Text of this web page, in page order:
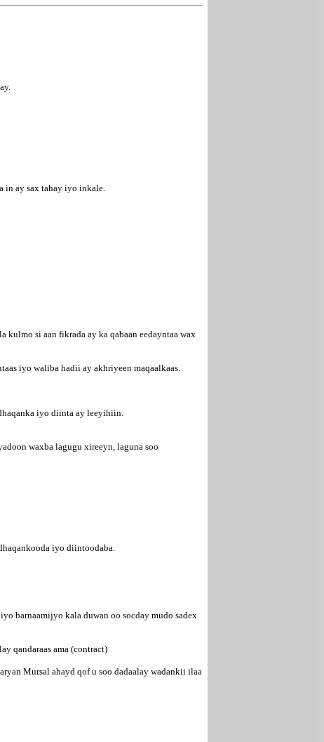
in ay sax tahay iyo inkale.
kulmo si aan fikrada ay ka qabaan eedayntaa wax
iyo waliba hadii ay akhriyeen maqaalkaas.
iyo diinta ay leeyihiin.
waxba lagugu xireeyn, laguna soo
iyo diintoodaba.
barnaamijyo kala duwan oo socday mudo sadex
qandaraas ama (contract)
Mursal ahayd qof u soo dadaalay wadankii ilaa